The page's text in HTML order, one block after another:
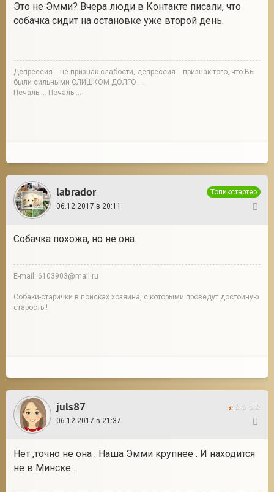
Это не Эмми? Вчера люди в Контакте писали, что
собачка сидит на остановке уже второй день.
Депрессия -- не признак слабости, депрессия -- признак того, что Вы
были сильными СЛИШКОМ ДОЛГО ...
Печаль ... Печаль ...
labrador
Топикстартер
06.12.2017 в 20:11
Собачка похожа, но не она.
E-mail: 6103903@mail.ru
Собаки-старички в поисках хозяина, с которыми проведут достойную
старость !
juls87
06.12.2017 в 21:37
Нет ,точно не она . Наша Эмми крупнее . И находится
не в Минске .